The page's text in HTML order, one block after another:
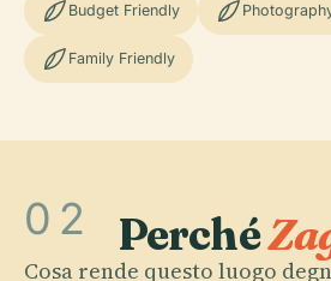
Budget Friendly
Family Friendly
02 Perché
Cosa rende questo luogo